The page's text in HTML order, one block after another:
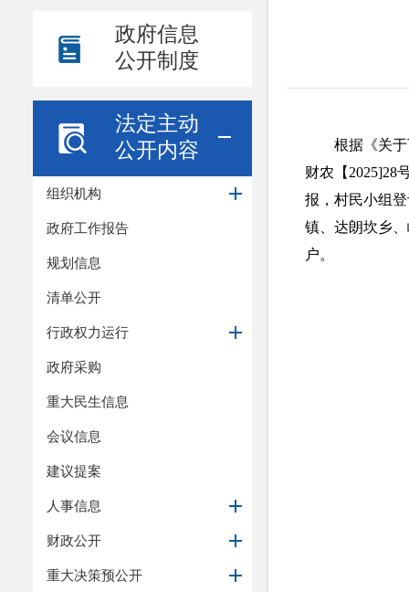
政府信息
公开制度
法定主动
公开内容
组织机构
政府工作报告
规划信息
清单公开
行政权力运行
政府采购
重大民生信息
会议信息
建议提案
人事信息
财政公开
重大决策预公开
根据《关
财农【2025]28
报，村民小组
镇、达朗坎乡
户。